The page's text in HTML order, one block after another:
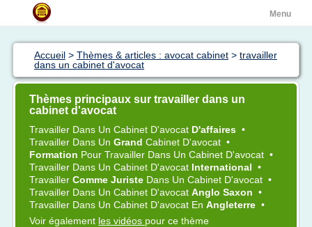
Menu
Accueil > Thèmes & articles : avocat cabinet > travailler
dans un cabinet d'avocat
Thèmes principaux sur travailler dans un
cabinet d'avocat
Travailler Dans Un Cabinet D'avocat D'affaires •
Travailler Dans Un Grand Cabinet D'avocat •
Formation Pour Travailler Dans Un Cabinet D'avocat •
Travailler Dans Un Cabinet D'avocat International •
Travailler Comme Juriste Dans Un Cabinet D'avocat •
Travailler Dans Un Cabinet D'avocat Anglo Saxon •
Travailler Dans Un Cabinet D'avocat En Angleterre •
Voir également les vidéos pour ce thème